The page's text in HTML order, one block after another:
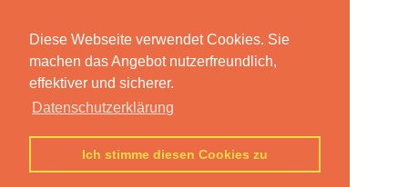
Diese Webseite verwendet Cookies. Sie
machen das Angebot nutzerfreundlich,
effektiver und sicherer.
Datenschutzerklärung
Ich stimme diesen Cookies zu